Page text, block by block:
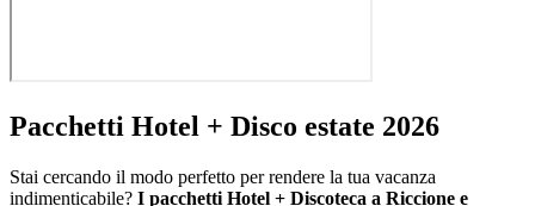
Pacchetti Hotel + Disco estate 2026
Stai cercando il modo perfetto per rendere la tua vacanza
indimenticabile? I pacchetti Hotel + Discoteca a Riccione e